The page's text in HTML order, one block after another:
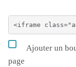
Ajouter un
page